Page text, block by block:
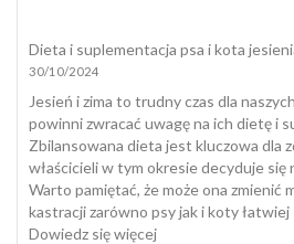
Dieta i suplementacja psa i kota
30/10/2024
Jesień i zima to trudny czas dla
powinni zwracać uwagę na ich dietę i
Zbilansowana dieta jest kluczowa dla
właścicieli w tym okresie decyduje się
Warto pamiętać, że może ona zmienić
kastracji zarówno psy jak i koty
Dowiedz się więcej: